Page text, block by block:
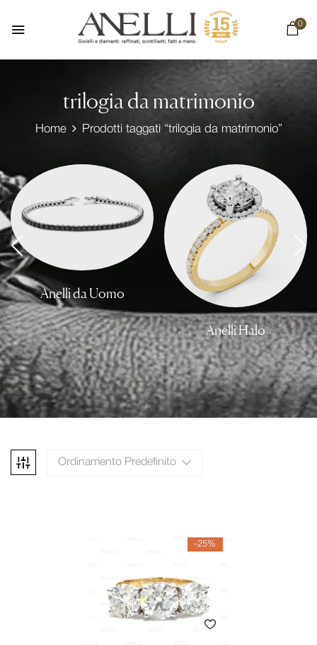
0
trilogia da matrimonio
Home Prodotti taggati “trilogia da matrimonio”
Anelli da Uomo
Anelli Halo
Ordinamento Predefinito
-25%